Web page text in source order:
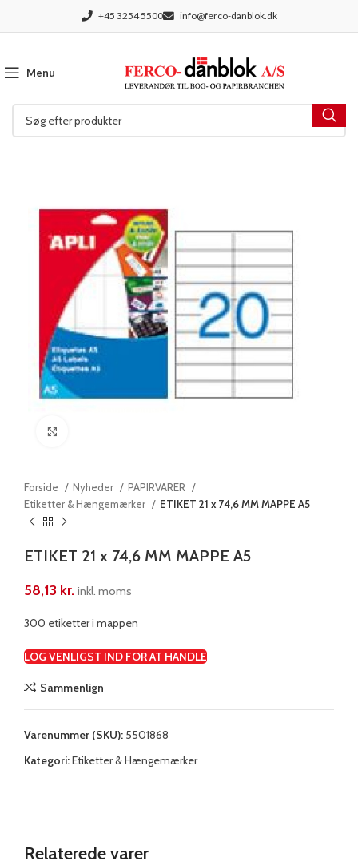
+45 3254 5500 info@ferco-danblok.dk
Menu
Forside Nyheder
PAPIRVARER
Etiketter & Hængemærker
ETIKET 21 x 74,6 MM MAPPE A5
ETIKET 21 x 74,6 MM MAPPE A5
58,13 kr. inkl. moms
300 etiketter i mappen
LOG VENLIGST IND FOR AT HANDLE
Sammenlign
Varenummer (SKU): 5501868
Kategori:Etiketter & Hængemærker
Relaterede varer